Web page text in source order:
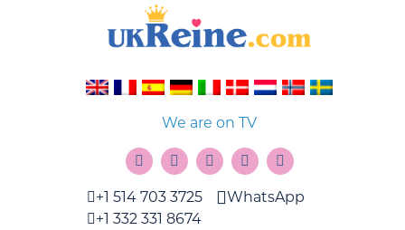
We are on TV
+1 514 703 3725
+1 332 331 8674
WhatsApp